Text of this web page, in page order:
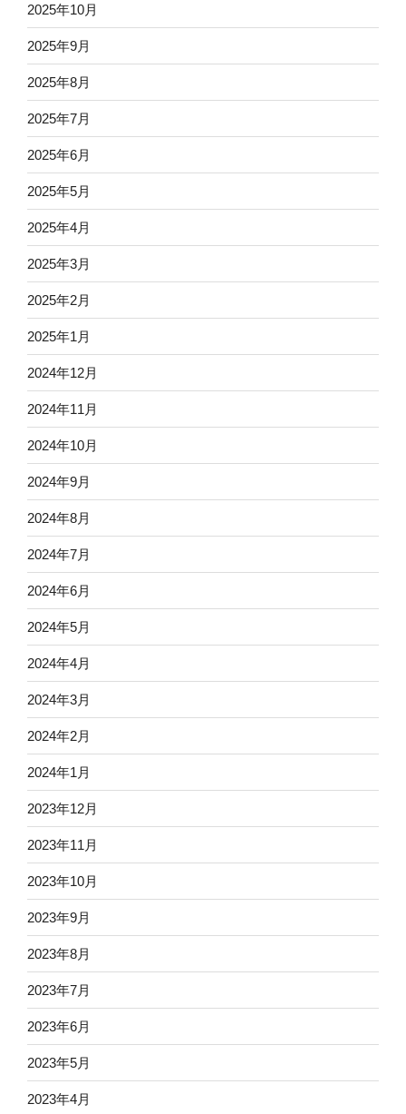
2025年10月
2025年9月
2025年8月
2025年7月
2025年6月
2025年5月
2025年4月
2025年3月
2025年2月
2025年1月
2024年12月
2024年11月
2024年10月
2024年9月
2024年8月
2024年7月
2024年6月
2024年5月
2024年4月
2024年3月
2024年2月
2024年1月
2023年12月
2023年11月
2023年10月
2023年9月
2023年8月
2023年7月
2023年6月
2023年5月
2023年4月